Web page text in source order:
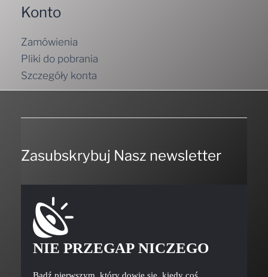
Konto
Zamówienia
Pliki do pobrania
Szczegóły konta
Zasubskrybuj Nasz newsletter
NIE PRZEGAP NICZEGO